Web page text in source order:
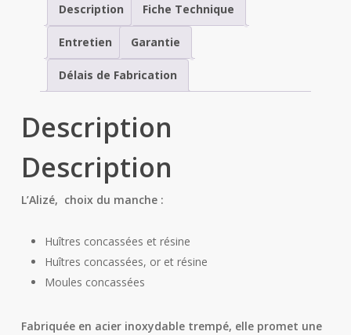
Description Fiche Technique
Entretien Garantie
Délais de Fabrication
Description
Description
L’Alizé, choix du manche :
Huîtres concassées et résine
Huîtres concassées, or et résine
Moules concassées
Fabriquée en acier inoxydable trempé, elle promet une